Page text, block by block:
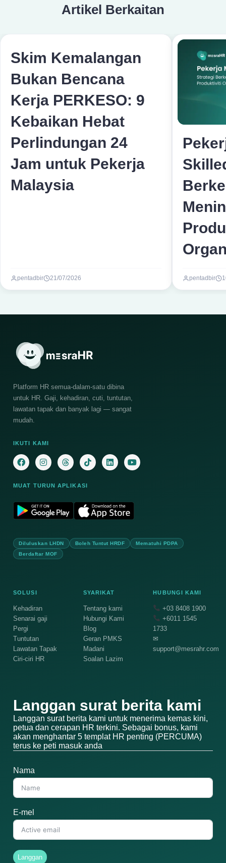
Artikel Berkaitan
Skim Kemalangan
Bukan Bencana
Kerja PERKESO: 9
Kebaikan Hebat
Perlindungan 24
Jam untuk Pekerja
Malaysia
pentadbir 21/07/2026 pentadbir
Platform HR semua-dalam-satu dibina
untuk HR. Gaji, kehadiran, cuti, tuntutan,
lawatan tapak dan banyak lagi — sangat
mudah.
IKUTI KAMI
MUAT TURUN APLIKASI
Diluluskan LHDN Boleh Tuntut HRDF
Mematuhi PDPA
Berdaftar MOF
SOLUSI
Kehadiran
Senarai gaji
Pergi
Tuntutan
Lawatan Tapak
Ciri-ciri HR
SYARIKAT
Tentang kami
Hubungi Kami
Blog
Geran PMKS
Madani
Soalan Lazim
HUBUNGI KAMI
+03 8408 1900
+6011 1545
1733
✉
support@mesrahr.com
Langgan surat berita kami
Langgan surat berita kami untuk menerima kemas kini,
petua dan cerapan HR terkini. Sebagai bonus, kami
akan menghantar 5 templat HR penting (PERCUMA)
terus ke peti masuk anda
Nama
E-mel
Langgan